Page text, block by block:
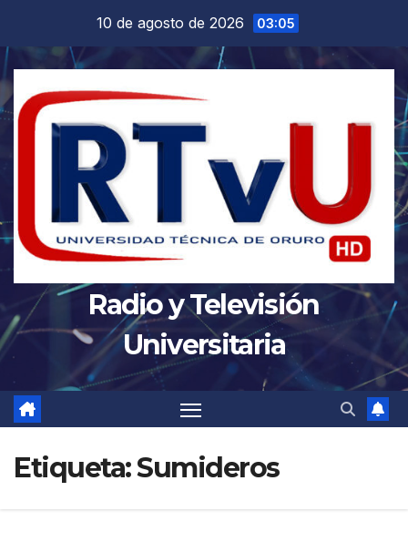
contenido
10 de agosto de 2026 03:05
Radio y Televisión
Universitaria
Etiqueta:Sumideros